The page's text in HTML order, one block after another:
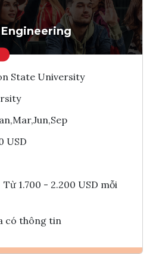
State University
USD
Từ 1.700 - 2.200 USD mỗi
có thông tin